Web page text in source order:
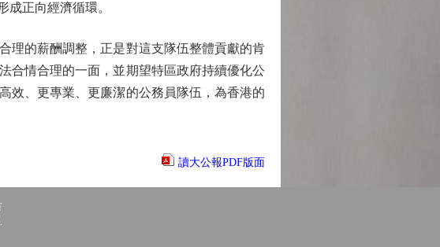
正向經濟循環。
的薪酬調整，正是對這支隊伍整體貢獻的肯
合情合理的一面，並期望特區政府持續優化公
效、更專業、更廉潔的公務員隊伍，為香港的
讀大公報PDF版面